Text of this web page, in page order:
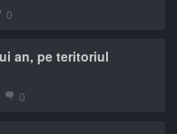
0
an, pe teritoriul
0